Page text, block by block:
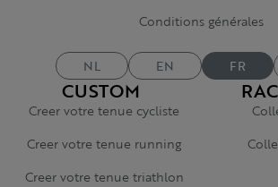
CUSTOM
Creer votre tenue cycliste
Creer votre tenue running
Creer votre tenue triathlon
Conditions générales
NL EN FR